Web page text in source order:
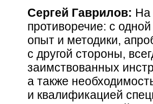
Сергей Гаврилов: На
противоречие: с
опыт и методики,
с другой стороны,
заимствованных
а также
и квалификацией